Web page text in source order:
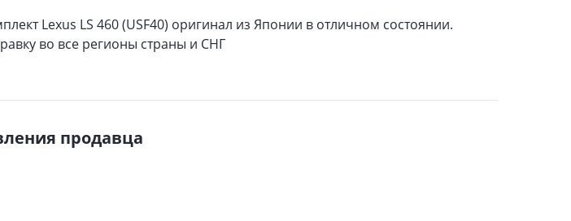
Lexus LS 460 (USF40) оригинал из Японии в отличном состоянии.
во все регионы страны и СНГ
продавца